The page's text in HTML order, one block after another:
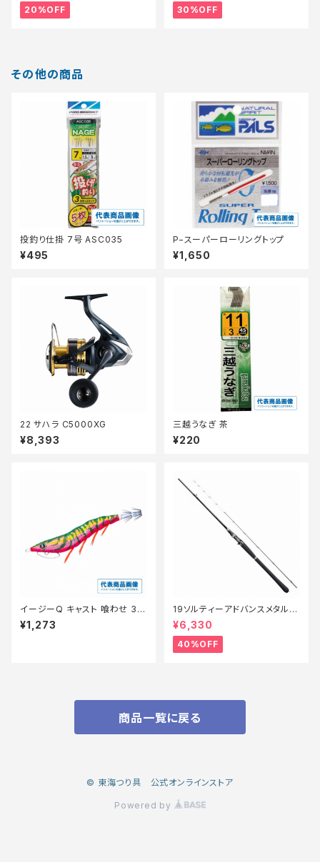
20%OFF 30%OFF
その他の商品
投釣り仕掛 7号 ASC035
¥495
P−スーパーローリングトップ
¥1,650
22 サハラ C5000XG
¥8,393
三越うなぎ 茶
¥220
イージーQ キャスト 喰わせ 3.5
号 01 LPOG 夜光ピンクオレン
ジ
¥1,273
19ソルティーアドバンスメタルス
ッテ B66MLS【特価竿】【40】
¥6,330
40%OFF
商品一覧に戻る
© 東海つり具 公式オンラインストア
Powered by